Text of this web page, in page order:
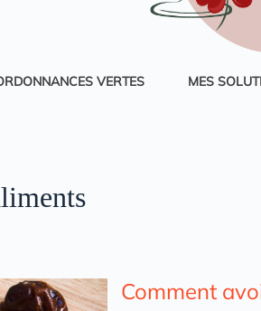
VERTES MES
Comment